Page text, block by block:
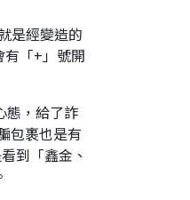
是經變造的
「+」號開
態，給了詐
包裹也是有
到「鑫金、